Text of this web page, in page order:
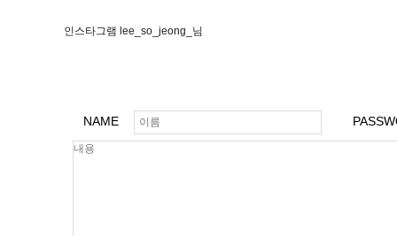
인스타그램 lee_so_jeong_님
NAME